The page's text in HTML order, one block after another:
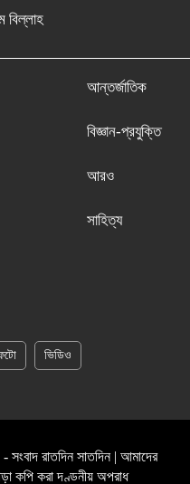
বিল্লাহ
আন্তর্জাতিক
বিজ্ঞান-প্রযুক্তি
আরও
সাহিত্য
ভিডিও
সংবাদ রাতদিন সাতদিন | আমাদের
কপি করা দণ্ডনীয় অপরাধ